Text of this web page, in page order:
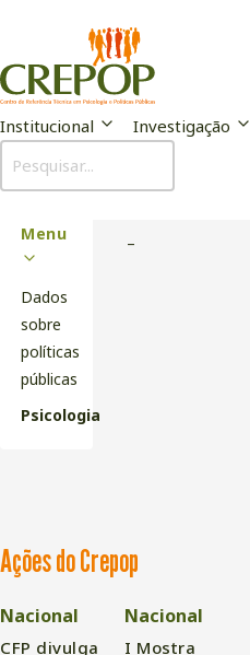
Institucional Investigação
Menu
Dados
sobre
políticas
públicas
Psicologia
Psicologia
–
Ações do Crepop
Nacional
CFP divulga
Nacional
I Mostra